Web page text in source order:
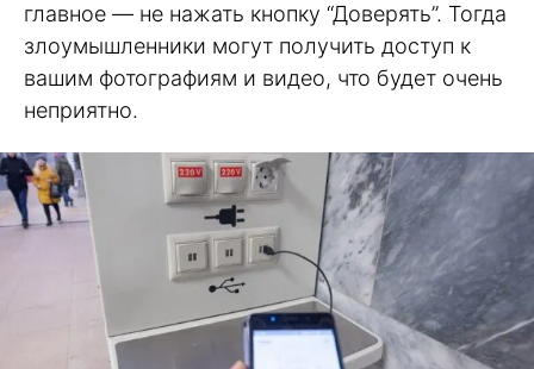
главное — не нажать кнопку “Доверять”. Тогда
злоумышленники могут получить доступ к
вашим фотографиям и видео, что будет очень
неприятно.